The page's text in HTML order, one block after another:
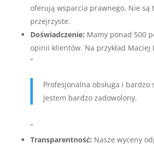
oferują wsparcia prawnego. Nie są
przejrzyste.
Doświadczenie: Mamy ponad 500
opinii klientów. Na przykład Maciej
“
Profesjonalna obsługa i bardzo
Jestem bardzo zadowolony.
”
Transparentność: Nasze wyceny